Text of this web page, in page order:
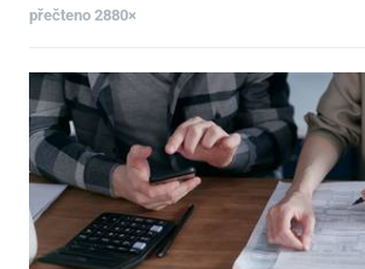
přečteno 2880×